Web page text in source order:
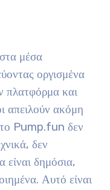
μέσα
οργισμένα
πλατφόρμα και
απειλούν ακόμη
το Pump.fun δεν
δεν
είναι δημόσια,
Αυτό είναι